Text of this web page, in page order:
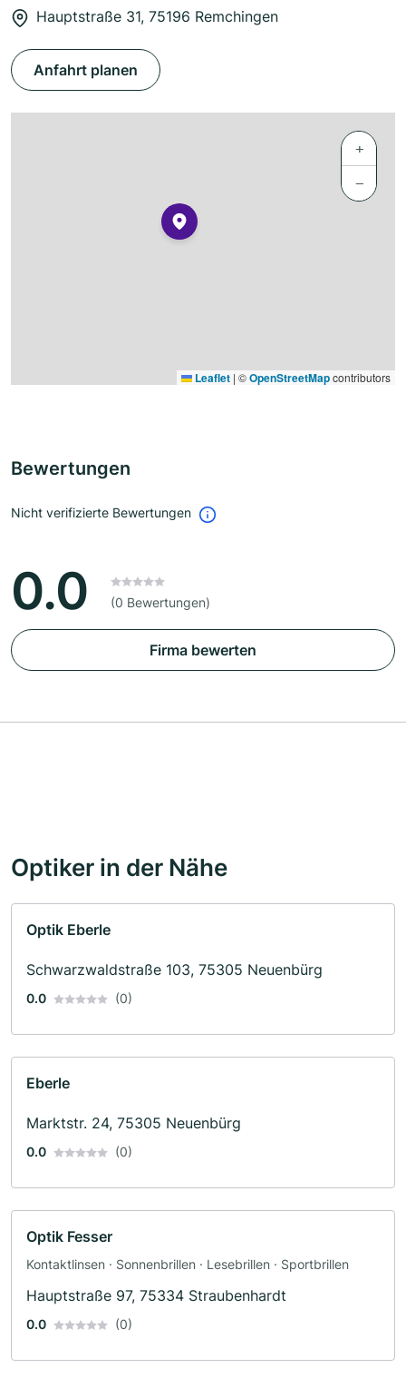
Hauptstraße 31, 75196 Remchingen
Anfahrt planen
+
−
Leaflet | ©OpenStreetMapcontributors
Bewertungen
Nicht verifizierte Bewertungen
0.0 (0 Bewertungen)
Firma bewerten
Optiker in der Nähe
Optik Eberle
Schwarzwaldstraße 103, 75305 Neuenbürg
0.0 (0)
Eberle
Marktstr. 24, 75305 Neuenbürg
0.0 (0)
Optik Fesser
Kontaktlinsen · Sonnenbrillen · Lesebrillen · Sportbrillen
Hauptstraße 97, 75334 Straubenhardt
0.0 (0)